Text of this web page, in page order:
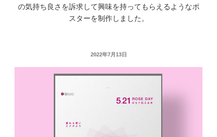
の気持ち良さを訴求して興味を持ってもらえるようなポ
スターを制作しました。
投
2022年7月13日